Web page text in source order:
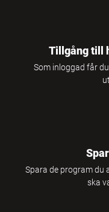
Tillgång till
Som inloggad får
Spara de program du
ska